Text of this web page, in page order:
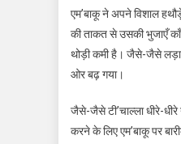
एम’बाकू ने अपने विशाल
की ताकत से उसकी भुजाएँ
थोड़ी कमी है। जैसे-जैसे
ओर बढ़ गया।
जैसे-जैसे टी’चाल्ला धीरे-
करने के लिए एम’बाकू पर